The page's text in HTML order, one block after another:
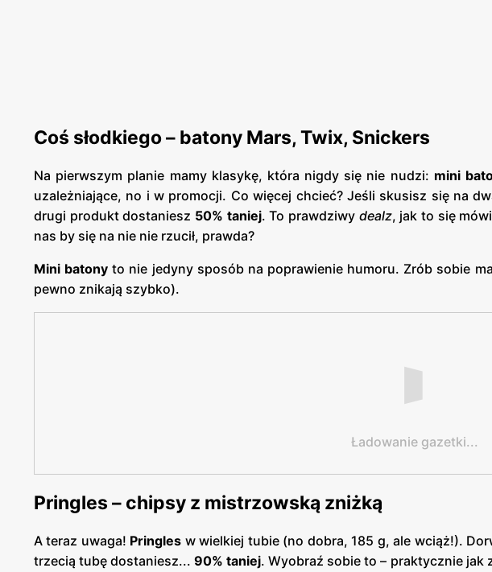
Coś słodkiego – batony Mars, Twix, Snickers
Na pierwszym planie mamy klasykę, która nigdy się nie nudzi: mini
uzależniające, no i w promocji. Co więcej chcieć? Jeśli skusisz się na
drugi produkt dostaniesz 50% taniej. To prawdziwy dealz, jak to się
nas by się na nie nie rzucił, prawda?
Mini batony to nie jedyny sposób na poprawienie humoru. Zrób sobie
pewno znikają szybko).
Ładowanie gazetki...
Pringles – chipsy z mistrzowską zniżką
A teraz uwaga! Pringles w wielkiej tubie (no dobra, 185 g, ale wciąż!).
trzecią tubę dostaniesz...90% taniej. Wyobraź sobie to – praktycznie jak